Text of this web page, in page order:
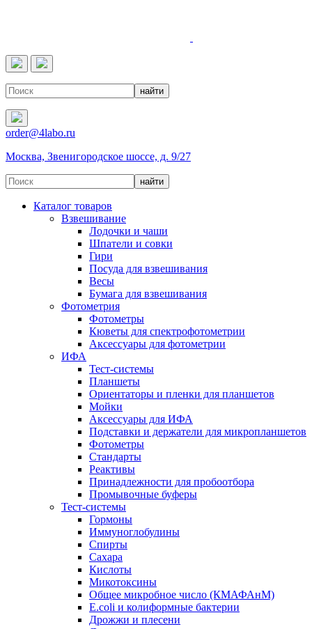
order@4labo.ru
Москва, Звенигородское шоссе, д. 9/27
Каталог товаров
Взвешивание
Лодочки и чаши
Шпатели и совки
Гири
Посуда для взвешивания
Весы
Бумага для взвешивания
Фотометрия
Фотометры
Кюветы для спектрофотометрии
Аксессуары для фотометрии
ИФА
Тест-системы
Планшеты
Ориентаторы и пленки для планшетов
Мойки
Аксессуары для ИФА
Подставки и держатели для микропланшетов
Фотометры
Стандарты
Реактивы
Принадлежности для пробоотбора
Промывочные буферы
Тест-системы
Гормоны
Иммуноглобулины
Спирты
Сахара
Кислоты
Микотоксины
Общее микробное число (КМАФАнМ)
E.coli и колиформные бактерии
Дрожжи и плесени